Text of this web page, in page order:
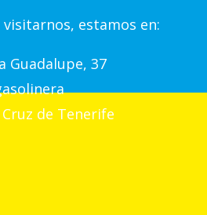
estamos en:
Guadalupe, 37
de Tenerife